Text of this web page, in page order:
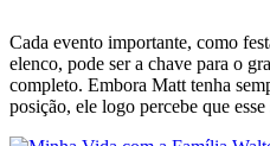
Cada evento importante, como
elenco, pode ser a chave para o
completo. Embora Matt tenha
posição, ele logo percebe que